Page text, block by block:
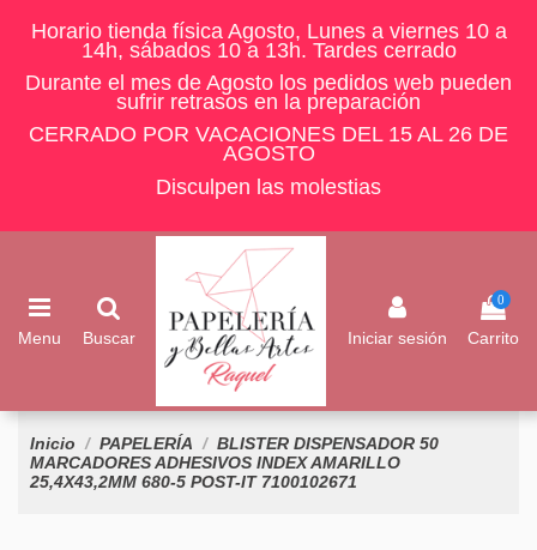
Horario tienda física Agosto, Lunes a viernes 10 a
14h, sábados 10 a 13h. Tardes cerrado
Durante el mes de Agosto los pedidos web pueden
sufrir retrasos en la preparación
CERRADO POR VACACIONES DEL 15 AL 26 DE
AGOSTO
Disculpen las molestias
Menu Buscar Iniciar sesión
0
Carrito
Inicio PAPELERÍA
BLISTER DISPENSADOR 50
MARCADORES ADHESIVOS INDEX AMARILLO
25,4X43,2MM 680-5 POST-IT 7100102671